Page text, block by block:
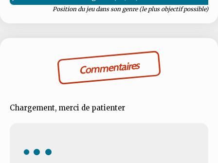
Position du jeu dans son genre (le plus objectif possible)
Commentaires
Chargement, merci de patienter